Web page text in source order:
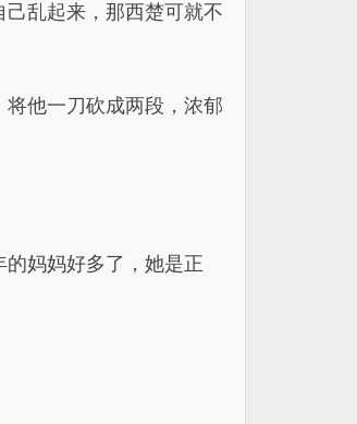
乱起来，那西楚可就不
他一刀砍成两段，浓郁
妈妈好多了，她是正